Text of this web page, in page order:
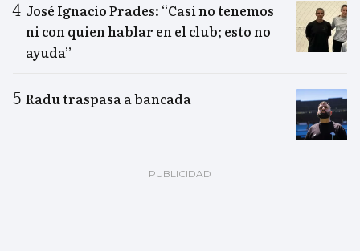
José Ignacio Prades: “Casi no tenemos
ni con quien hablar en el club; esto no
ayuda”
Radu traspasa a bancada